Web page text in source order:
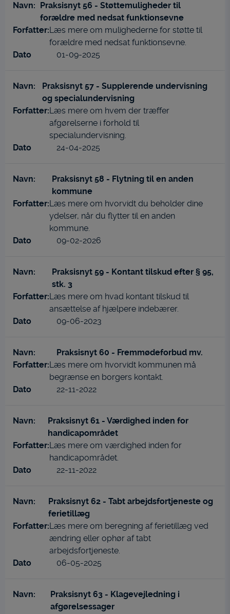
Praksisnyt 56 - Støttemuligheder til
forældre med nedsat funktionsevne
Læs mere om mulighederne for støtte til
forældre med nedsat funktionsevne.
01-09-2025
Praksisnyt 57 - Supplerende undervisning
og specialundervisning
Læs mere om hvem der træffer
afgørelserne i forhold til
specialundervisning.
24-04-2025
Praksisnyt 58 - Flytning til en anden
kommune
Læs mere om hvorvidt du beholder dine
ydelser, når du flytter til en anden
kommune.
09-02-2026
Praksisnyt 59 - Kontant tilskud efter § 95,
stk. 3
Læs mere om hvad kontant tilskud til
ansættelse af hjælpere indebærer.
09-06-2023
Praksisnyt 60 - Fremmødeforbud mv.
Læs mere om hvorvidt kommunen må
begrænse en borgers kontakt.
22-11-2022
Praksisnyt 61 - Værdighed inden for
handicapområdet
Læs mere om værdighed inden for
handicapområdet.
22-11-2022
Praksisnyt 62 - Tabt arbejdsfortjeneste og
ferietillæg
Læs mere om beregning af ferietillæg ved
ændring eller ophør af tabt
arbejdsfortjeneste.
06-05-2025
Praksisnyt 63 - Klagevejledning i
afgørelsessager